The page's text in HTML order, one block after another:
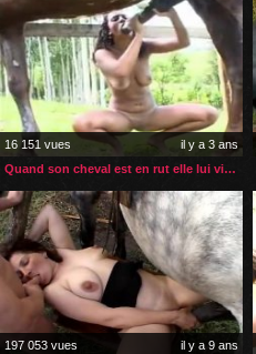
16 151 vues
il y a 3 ans
Quand son cheval est en rut elle lui vide les couilles
197 053 vues
il y a 9 ans